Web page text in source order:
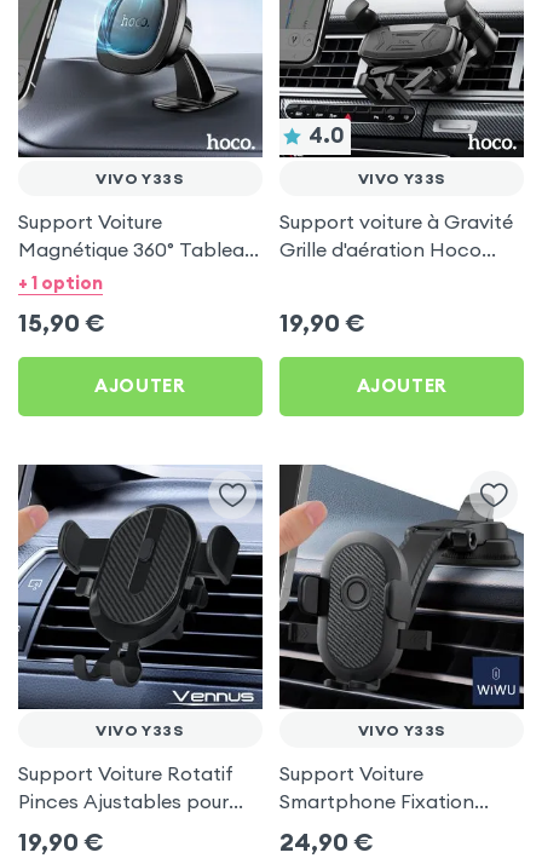
VIVO Y33S
Support Voiture
Magnétique 360° Tableau
de bord Hoco pour Vivo
+ 1 option
15,90 €
AJOUTER
4.0
VIVO Y33S
Support voiture à Gravité
Grille d'aération Hoco
19,90 €
AJOUTER
VIVO Y33S
Support Voiture Rotatif
Pinces Ajustables pour
Vivo Y33s
19,90 €
VIVO Y33S
Support Voiture
Smartphone Fixation
Ventouse Noir, Wiwu pour
Vivo Y33s
24,90 €